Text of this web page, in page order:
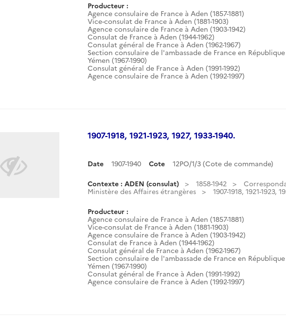
Producteur :
Agence consulaire de France à Aden (1857-1881)
Vice-consulat de France à Aden (1881-1903)
Agence consulaire de France à Aden (1903-1942)
Consulat de France à Aden (1944-1962)
Consulat général de France à Aden (1962-1967)
Section consulaire de l'ambassade de France en
Yémen (1967-1990)
Consulat général de France à Aden (1991-1992)
Agence consulaire de France à Aden (1992-1997)
1907-1918, 1921-1923, 1927, 1933-1940.
Date 1907-1940 Cote 12PO/1/3 (Cote de commande)
Contexte : ADEN (consulat) 1858-1942
Ministère des Affaires étrangères
1907-1918, 1921-1923,
Producteur :
Agence consulaire de France à Aden (1857-1881)
Vice-consulat de France à Aden (1881-1903)
Agence consulaire de France à Aden (1903-1942)
Consulat de France à Aden (1944-1962)
Consulat général de France à Aden (1962-1967)
Section consulaire de l'ambassade de France en
Yémen (1967-1990)
Consulat général de France à Aden (1991-1992)
Agence consulaire de France à Aden (1992-1997)